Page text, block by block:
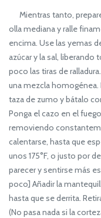
Mientras tanto, prepare
olla mediana y ralle
encima. Use las yemas
azúcar y la sal,
poco las tiras de
una mezcla
taza de zumo y bátalo
Ponga el cazo en el
removiendo
calentarse, hasta que
unos 175°F, o justo por
parecer y sentirse más
poco] Añadir la
hasta que se derrita.
(No pasa nada si la